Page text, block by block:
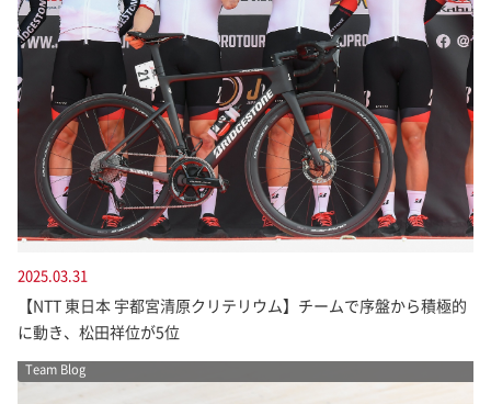
2025.03.31
【NTT 東日本 宇都宮清原クリテリウム】チームで序盤から積極的
に動き、松田祥位が5位
Team Blog